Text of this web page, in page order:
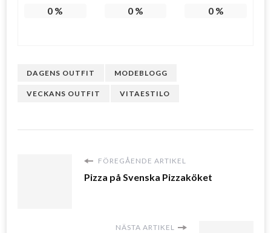
0 % 0% 0%
DAGENS OUTFIT MODEBLOGG
VECKANS OUTFIT VITAESTILO
FÖREGÅENDE ARTIKEL
Pizza på Svenska Pizzaköket
NÄSTA ARTIKEL